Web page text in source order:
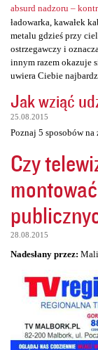
absurd nadzoru –
ładowarka, kawałek
metalu gdzieś przy
ostrzegawczy i
innym razem okazuje
uwiera Ciebie
Jak wziąć
25.08.2015
Poznaj 5 sposobów na
Czy
28.08.2015
Nadesłany przez: